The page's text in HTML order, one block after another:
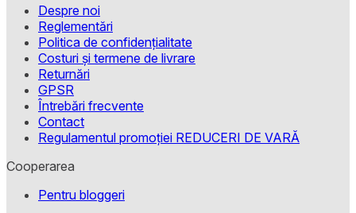
Despre noi
Reglementări
Politica de confidențialitate
Costuri și termene de livrare
Returnări
GPSR
Întrebări frecvente
Contact
Regulamentul promoției REDUCERI DE VARĂ
Cooperarea
Pentru bloggeri